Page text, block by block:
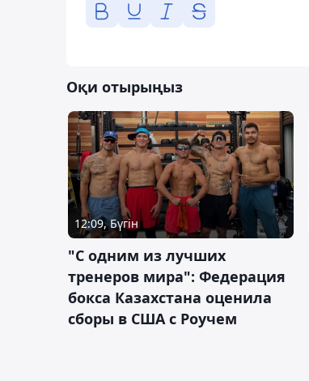
Оқи отырыңыз
12:09, Бүгін
"С одним из лучших
тренеров мира": Федерация
бокса Казахстана оценила
сборы в США с Роучем